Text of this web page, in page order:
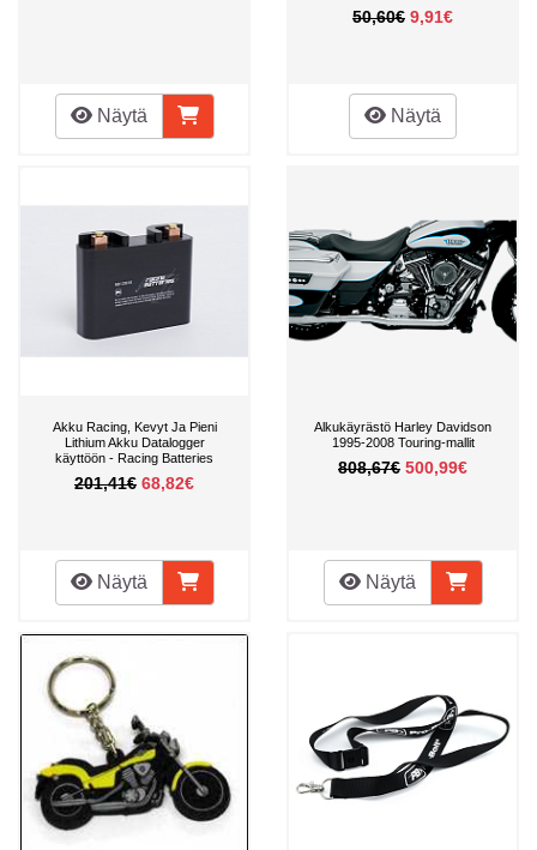
Näytä
50,60€ 9,91€
Näytä
Akku Racing, Kevyt Ja Pieni
Lithium Akku Datalogger
käyttöön - Racing Batteries
201,41€ 68,82€
Näytä
Alkukäyrästö Harley Davidson
1995-2008 Touring-mallit
808,67€ 500,99€
Näytä